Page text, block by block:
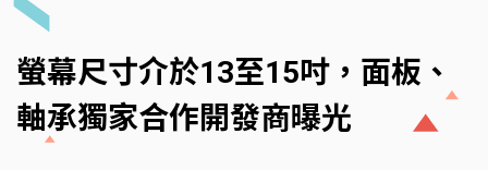
螢幕尺寸介於13至15吋，面板、
軸承獨家合作開發商曝光